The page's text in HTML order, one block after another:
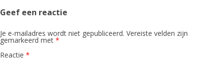
Geef een reactie
Je e-mailadres wordt niet gepubliceerd. Vereiste velden zijn
gemarkeerd met *
Reactie *